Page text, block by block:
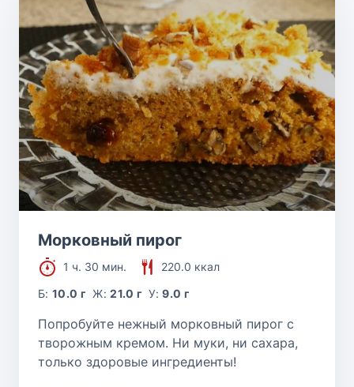
Морковный пирог
1 ч. 30 мин.
220.0 ккал
Б:10.0 г Ж:21.0 г У:9.0 г
Попробуйте нежный морковный пирог с
творожным кремом. Ни муки, ни сахара,
только здоровые ингредиенты!